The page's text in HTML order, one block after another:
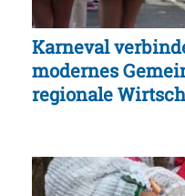
Karneval
modernes
regionale